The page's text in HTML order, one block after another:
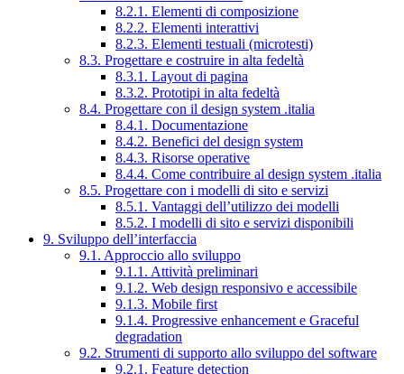
8.2.1. Elementi di composizione
8.2.2. Elementi interattivi
8.2.3. Elementi testuali (microtesti)
8.3. Progettare e costruire in alta fedeltà
8.3.1. Layout di pagina
8.3.2. Prototipi in alta fedeltà
8.4. Progettare con il design system .italia
8.4.1. Documentazione
8.4.2. Benefici del design system
8.4.3. Risorse operative
8.4.4. Come contribuire al design system .italia
8.5. Progettare con i modelli di sito e servizi
8.5.1. Vantaggi dell’utilizzo dei modelli
8.5.2. I modelli di sito e servizi disponibili
9. Sviluppo dell’interfaccia
9.1. Approccio allo sviluppo
9.1.1. Attività preliminari
9.1.2. Web design responsivo e accessibile
9.1.3. Mobile first
9.1.4. Progressive enhancement e Graceful
degradation
9.2. Strumenti di supporto allo sviluppo del software
9.2.1. Feature detection